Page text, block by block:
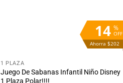
%
OFF
14
Ahorra $202
1 PLAZA
Juego De Sabanas Infantil Niño Disney